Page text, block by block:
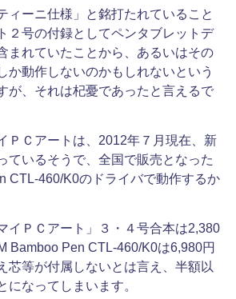
ィーニ仕様」と銘打たれていること
２号の付録としてペンタブレットデ
まれていたことから、あるいはその
か動作しないのかもしれないという
が、それは杞憂であったと言えるで
ＰＣアートは、2012年７月現在、新
ているそうで、全国で販売となった
CTL-460/K0のドライバで動作するか
イＰＣアート」３・４号合本は2,380
Bamboo Pen CTL-460/K0は6,980円
芯等が付属しないとは言え、半額以
になってしまいます。